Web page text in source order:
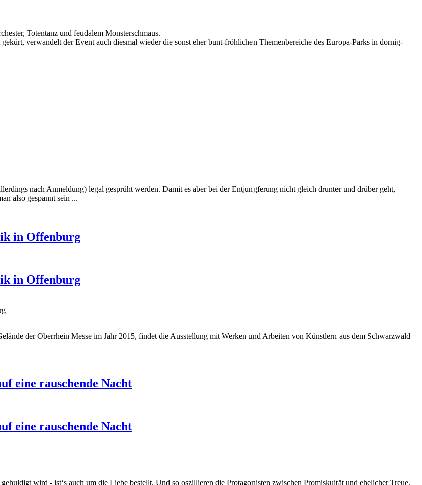
Totentanz und feudalem Monsterschmaus.
verwandelt der Event auch diesmal wieder die sonst eher bunt-fröhlichen Themenbereiche des Europa-Parks in dornig-
nach Anmeldung) legal gesprüht werden. Damit es aber bei der Entjungferung nicht gleich drunter und drüber geht,
also gespannt sein ...
in Offenburg
in Offenburg
der Oberrhein Messe im Jahr 2015, findet die Ausstellung mit Werken und Arbeiten von Künstlern aus dem Schwarzwald
eine rauschende Nacht
eine rauschende Nacht
wird - ist‘s auch um die Liebe bestellt. Und so oszillieren die Protagonisten zwischen Promiskuität und ehelicher Treue.